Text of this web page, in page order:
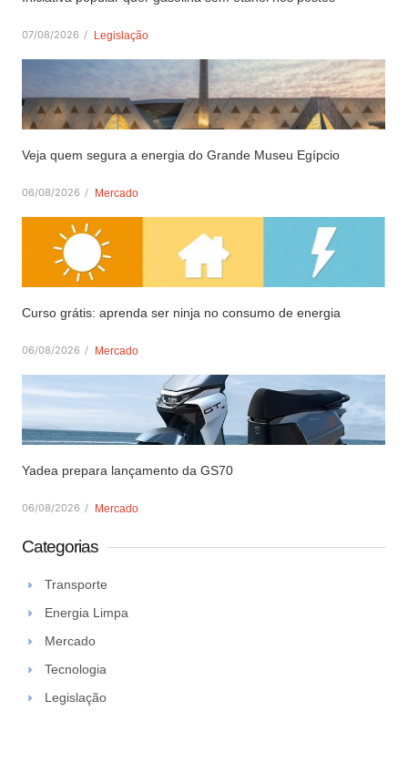
07/08/2026 / Legislação
Veja quem segura a energia do Grande Museu Egípcio
06/08/2026 / Mercado
Curso grátis: aprenda ser ninja no consumo de energia
06/08/2026 / Mercado
Yadea prepara lançamento da GS70
06/08/2026 / Mercado
Categorias
Transporte
Energia Limpa
Mercado
Tecnologia
Legislação